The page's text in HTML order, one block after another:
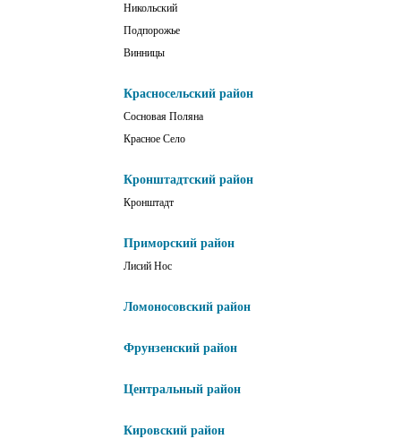
Никольский
Подпорожье
Винницы
Красносельский район
Сосновая Поляна
Красное Село
Кронштадтский район
Кронштадт
Приморский район
Лисий Нос
Ломоносовский район
Фрунзенский район
Центральный район
Кировский район